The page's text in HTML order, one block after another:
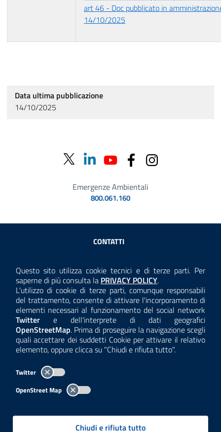
Questo sito utilizza cookie tecnici e di terze parti. Per
saperne di più consulta la Consulta la
PRIVACY POLICY.
L'utilizzo di cookie di terze parti, comunque responsabili
del trattamento, consente di attivare l'incorporamento di
elementi necessari al funzionamento del social network
Twitter e dell'interprete di dati geografici
OpenStreetMap. Prima di proseguire la navigazione scegli
quali accettare dei suddetti Cookie per attivare il relativo
elemento, oppure clicca su "Chiudi e rifiuta tutto".
Twitter
OpenStreet Map
Chiudi e rifiuta tutto
art 46 - Doc pubblicato in
14/10/2025
Data ultima pubblicazione
14/10/2025
Emergenze Ambientali
800.061.160
Sezione Link Utili
CONTATTI
ANTICORRUZIONE
ACCESSIBILITÀ
COOKIE E PRIVACY
TEMI A-Z
Per l'utilizzo del logo e dei dati fare riferimento al regolamento
consultabile aquesta pagina